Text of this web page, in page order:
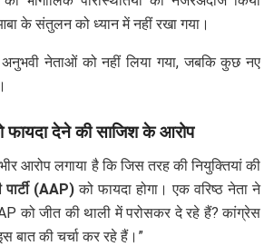
के संतुलन को ध्यान में नहीं रखा गया।
नेताओं को नहीं लिया गया, जबकि कुछ नए
फायदा देने की साजिश के आरोप
आरोप लगाया है कि जिस तरह की नियुक्तियां की
(AAP) को फायदा होगा। एक वरिष्ठ नेता ने
को जीत की थाली में परोसकर दे रहे हैं? कांग्रेस
इस बात की चर्चा कर रहे हैं।”